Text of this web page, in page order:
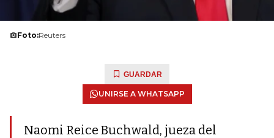
Foto:Reuters
GUARDAR
UNIRSE A WHATSAPP
Naomi Reice Buchwald, jueza del